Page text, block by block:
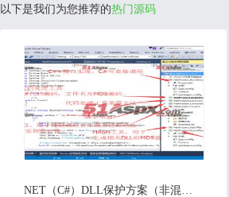
以下是我们为您推荐的热门源码
NET（C#）DLL保护方案（非混淆）源码